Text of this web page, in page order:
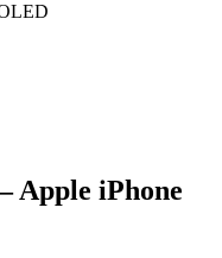
Apple iPhone